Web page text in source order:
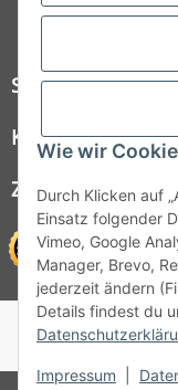
Wie wir
Durch Klicken auf
Einsatz folgender
Vimeo, Google
Manager, Brevo,
jederzeit ändern
Details findest du
Impressum
Steelboxx
Kundenservice
©
© 1964 - 2024 Lüllmann